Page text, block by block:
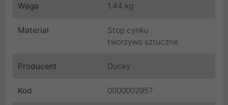
Waga 1.44 kg
Materiał
Stop cynku
tworzywo sztuczne
Producent Ducky
Kod 0000002957